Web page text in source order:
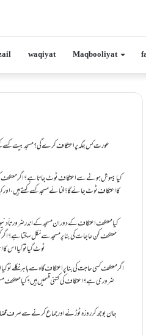
waqiyat Maqbooliyat
عورت کس جگہ پر اعتکاف کرے گی؟مسجد بیت کسے
کیا بیہوش ہونے سے اعتکاف ٹوٹ جاتا ہے؟ اگر معتکف
کا اعتکاف ٹوٹ جائے گا؟فنائے مسجد کسے کہتے ہیں ، اور
کیا معتکف اعتکاف کے دوران مسجد کے اندر ضرورتاً
معتکف کن حاجات کی بنا پر مسجد سے نکل سکتا ہے؟
ٹوٹ گیا تو کیا اس
اگر معتکف کسی حاجت کی بنا پر اعتکاف گاہ سے باہر نکلے
ضروری ہے؟اعتکاف کی کتنی قسمیں ہیں؟کیا معتکف
جان بوجھ کر روزہ ٹوڑنے اور جماع کرنے سے صرف قضاء